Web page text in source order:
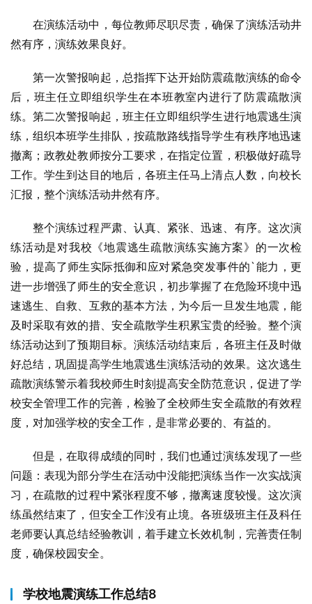
在演练活动中，每位教师尽职尽责，确保了演练活动井
然有序，演练效果良好。
第一次警报响起，总指挥下达开始防震疏散演练的命令
后，班主任立即组织学生在本班教室内进行了防震疏散演
练。第二次警报响起，班主任立即组织学生进行地震逃生演
练，组织本班学生排队，按疏散路线指导学生有秩序地迅速
撤离；政教处教师按分工要求，在指定位置，积极做好疏导
工作。学生到达目的地后，各班主任马上清点人数，向校长
汇报，整个演练活动井然有序。
整个演练过程严肃、认真、紧张、迅速、有序。这次演
练活动是对我校《地震逃生疏散演练实施方案》的一次检
验，提高了师生实际抵御和应对紧急突发事件的`能力，更
进一步增强了师生的安全意识，初步掌握了在危险环境中迅
速逃生、自救、互救的基本方法，为今后一旦发生地震，能
及时采取有效的措、安全疏散学生积累宝贵的经验。整个演
练活动达到了预期目标。演练活动结束后，各班主任及时做
好总结，巩固提高学生地震逃生演练活动的效果。这次逃生
疏散演练警示着我校师生时刻提高安全防范意识，促进了学
校安全管理工作的完善，检验了全校师生安全疏散的有效程
度，对加强学校的安全工作，是非常必要的、有益的。
但是，在取得成绩的同时，我们也通过演练发现了一些
问题：表现为部分学生在活动中没能把演练当作一次实战演
习，在疏散的过程中紧张程度不够，撤离速度较慢。这次演
练虽然结束了，但安全工作没有止境。各班级班主任及科任
老师要认真总结经验教训，着手建立长效机制，完善责任制
度，确保校园安全。
学校地震演练工作总结8